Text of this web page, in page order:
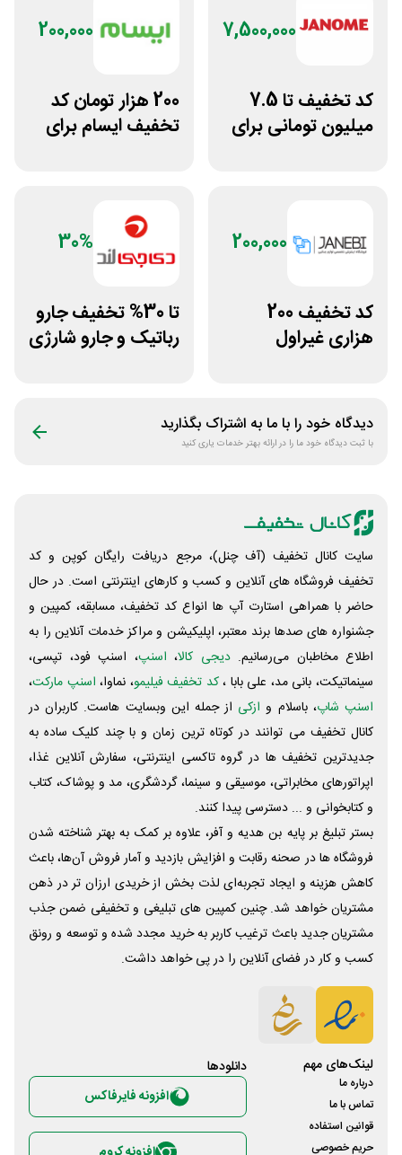
7,500,000
کد تخفیف تا 7.5
میلیون تومانی برای
200,000
200 هزار تومان کد
تخفیف ایسام برای
200,000
کد تخفیف 200
هزاری غیراول
30%
تا 30% تخفیف جارو
رباتیک و جارو شارژی
دیدگاه خود را با ما به اشتراک بگذارید
با ثبت دیدگاه خود ما را در ارائه بهتر خدمات یاری کنید
سایت کانال تخفیف (آف چنل)، مرجع دریافت رایگان کوپن و کد
تخفیف فروشگاه های آنلاین و کسب و‌ کارهای اینترنتی است. در حال
حاضر با همراهی استارت آپ ها انواع کد تخفیف، مسابقه، کمپین و
جشنواره های صدها برند معتبر، اپلیکیشن و مراکز خدمات آنلاین را به
اطلاع مخاطبان می‌رسانیم. دیجی کالا، اسنپ، اسنپ فود، تپسی،
سینماتیکت، بانی مد، علی‌ بابا ،کد تخفیف فیلیمو، نماوا، اسنپ مارکت،
اسنپ شاپ، باسلام و ازکی از جمله این وبسایت ‌هاست. کاربران در
کانال تخفیف می توانند در کوتاه ترین زمان و با چند کلیک ساده به
جدیدترین تخفیف ها در گروه تاکسی اینترنتی، سفارش آنلاین غذا،
اپراتورهای مخابراتی، موسیقی و سینما، گردشگری، مد و پوشاک، کتاب
و کتابخوانی و ... دسترسی پیدا کنند.
بستر تبلیغ بر پایه بن هدیه و آفر، علاوه بر کمک به بهتر شناخته شدن
فروشگاه ها در صحنه رقابت و افزایش بازدید و آمار فروش آن‌ها، باعث
کاهش هزینه و ایجاد تجربه‌ای لذت بخش از خریدی ارزان تر در ذهن
مشتریان خواهد شد. چنین کمپین های تبلیغی و تخفیفی ضمن جذب
مشتریان جدید باعث ترغیب کاربر به خرید مجدد شده و توسعه و رونق
کسب و کار در فضای آنلاین را در پی خواهد داشت.
لینک‌های مهم
درباره ما
تماس با ما
قوانین استفاده
حریم خصوصی
دانلود‌ها
افزونه فایرفاکس